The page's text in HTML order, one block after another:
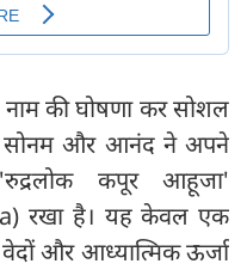
की घोषणा कर सोशल
सोनम और आनंद ने अपने
कपूर आहूजा'
रखा है। यह केवल एक
वेदों और आध्यात्मिक ऊर्जा